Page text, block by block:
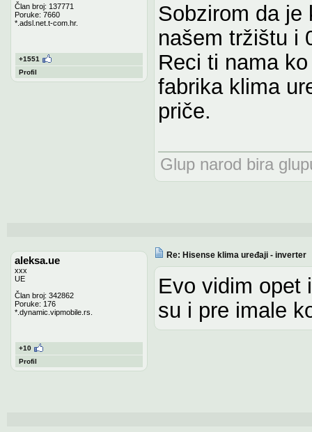
Član broj: 137771
Poruke: 7660
*.adsl.net.t-com.hr.
+1551
Profil
Sobzirom da je
našem tržištu i
Reci ti nama
fabrika klima
priče.
Glup narod bira
aleksa.ue
xxx
UE
Član broj: 342862
Poruke: 176
*.dynamic.vipmobile.rs.
+10
Profil
Re: Hisense klima uređaji - inverter
Evo vidim opet
su i pre imale